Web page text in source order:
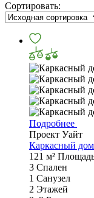
Сортировать:
Подробнее
Проект Уайт
Каркасный
121 м²
3 Спален
1 Санузел
2 Этажей